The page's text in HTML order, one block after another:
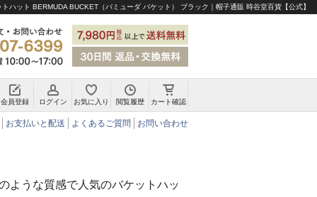
ハット BERMUDA BUCKET（バミューダ バケット） ブラック｜帽子通販 時谷堂百貨【公式】
会員登録 ログイン お気に入り 閲覧履歴 カート確認
お支払いと配送 よくあるご質問 お問い合わせ
ような質感で人気のバケットハッ